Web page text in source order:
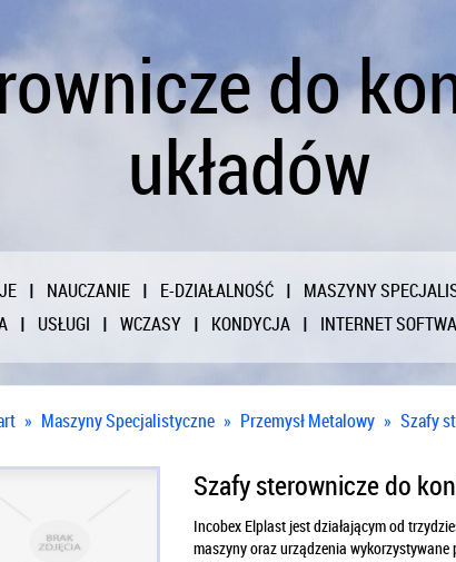
do
układów
NAUCZANIE E-DZIAŁALNOŚĆ MASZYNY
USŁUGI WCZASY KONDYCJA INTERNET
» Maszyny Specjalistyczne » Przemysł Metalowy » Szafy
Szafy sterownicze do
Incobex Elplast jest działającym od
maszyny oraz urządzenia wykorzystywane